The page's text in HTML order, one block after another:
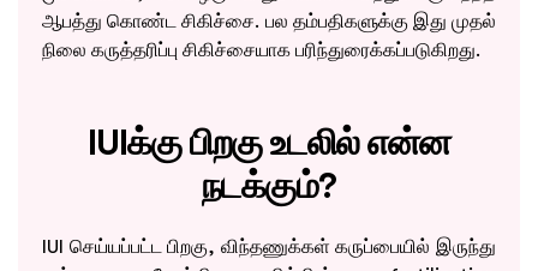
ஆபத்து கொண்ட சிகிச்சை. பல தம்பதிகளுக்கு இது முதல்
நிலை கருத்தரிப்பு சிகிச்சையாக பரிந்துரைக்கப்படுகிறது.
IUIக்கு பிறகு உடலில் என்ன
நடக்கும்?
IUI செய்யப்பட்ட பிறகு, விந்தணுக்கள் கருப்பையில் இருந்து